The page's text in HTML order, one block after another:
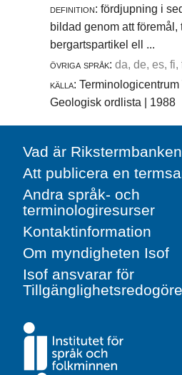
definition: fördjupning i
bildad genom att föremål,
bergartspartikel ell ...
övriga språk: da, de, es, fi,
källa: Terminologicentrum
Geologisk ordlista | 1988
Vad är
Att publicera en
Andra språk- och
terminologiresurser
Kontaktinformation
Om myndigheten Isof
Isof ansvarar för